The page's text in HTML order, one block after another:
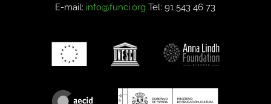
E-mail: info@funci.org Tel: 91 543 46 73